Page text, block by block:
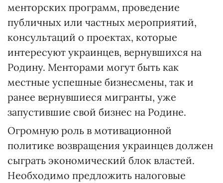
менторских программ, проведение
публичных или частных мероприятий,
консультаций о проектах, которые
интересуют украинцев, вернувшихся на
Родину. Менторами могут быть как
местные успешные бизнесмены, так и
ранее вернувшиеся мигранты, уже
запустившие свой бизнес на Родине.
Огромную роль в мотивационной
политике возвращения украинцев должен
сыграть экономический блок властей.
Необходимо предложить налоговые